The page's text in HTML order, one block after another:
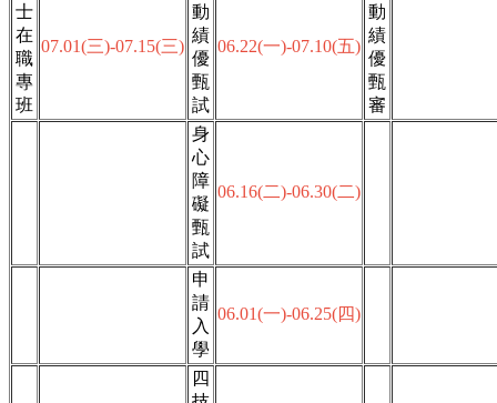
士
在
職
專
班
07.01(三)-07.15(三)
動
績
優
甄
試
06.22(一)-07.10(五)
動
績
優
甄
審
身
心
障
礙
甄
試
06.16(二)-06.30(二)
申
請
入
學
06.01(一)-06.25(四)
四